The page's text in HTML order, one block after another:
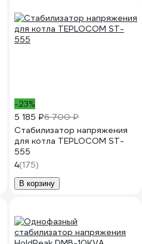
-23%
5 185 ₽6 700 ₽
Стабилизатор напряжения
для котла TEPLOCOM ST-
555
4(175)
В корзину